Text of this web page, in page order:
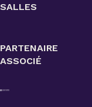
SALLES
PARTENAIRE
ASSOCIÉ